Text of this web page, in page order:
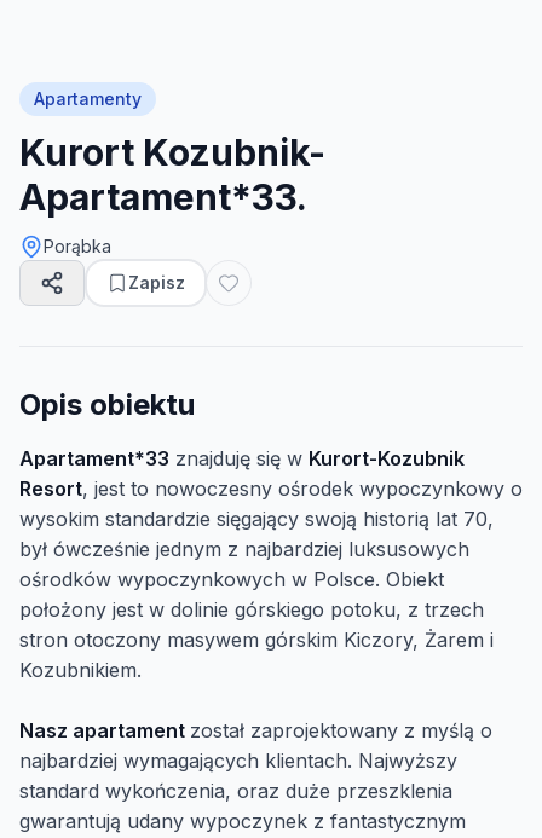
Apartamenty
Kurort Kozubnik-
Apartament*33.
Porąbka
Zapisz
Opis obiektu
Apartament*33 znajduję się w Kurort-Kozubnik
Resort, jest to nowoczesny ośrodek wypoczynkowy o
wysokim standardzie sięgający swoją historią lat 70,
był ówcześnie jednym z najbardziej luksusowych
ośrodków wypoczynkowych w Polsce. Obiekt
położony jest w dolinie górskiego potoku, z trzech
stron otoczony masywem górskim Kiczory, Żarem i
Kozubnikiem.
Nasz apartament został zaprojektowany z myślą o
najbardziej wymagających klientach. Najwyższy
standard wykończenia, oraz duże przeszklenia
gwarantują udany wypoczynek z fantastycznym